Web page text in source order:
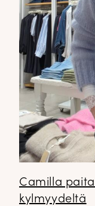
Camilla
kylmyydeltä